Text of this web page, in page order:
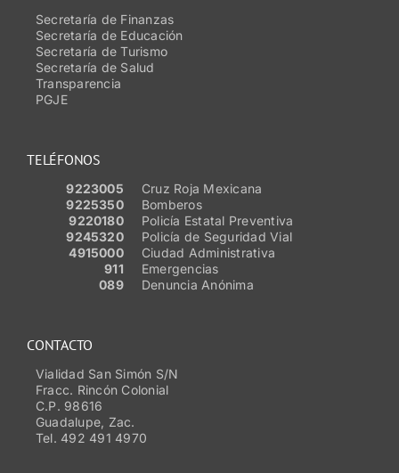
TELÉFONOS
9223005
Cruz Roja Mexicana
9225350
Bomberos
9220180
Policía Estatal Preventiva
9245320
Policía de Seguridad Vial
4915000
Ciudad Administrativa
911
Emergencias
089
Denuncia Anónima
Secretaría de Finanzas
Secretaría de Educación
Secretaría de Turismo
Secretaría de Salud
Transparencia
PGJE
CONTACTO
Vialidad San Simón S/N
Fracc. Rincón Colonial
C.P. 98616
Guadalupe, Zac.
Tel. 492 491 4970